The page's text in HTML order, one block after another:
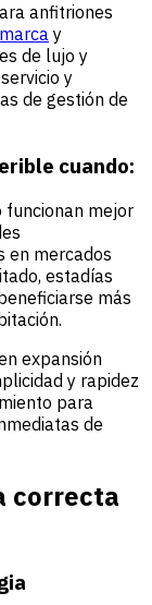
anfitriones
y
de lujo y
y
de gestión de
cuando:
funcionan mejor
en mercados
estadías
más
expansión
y rapidez
para
de
correcta